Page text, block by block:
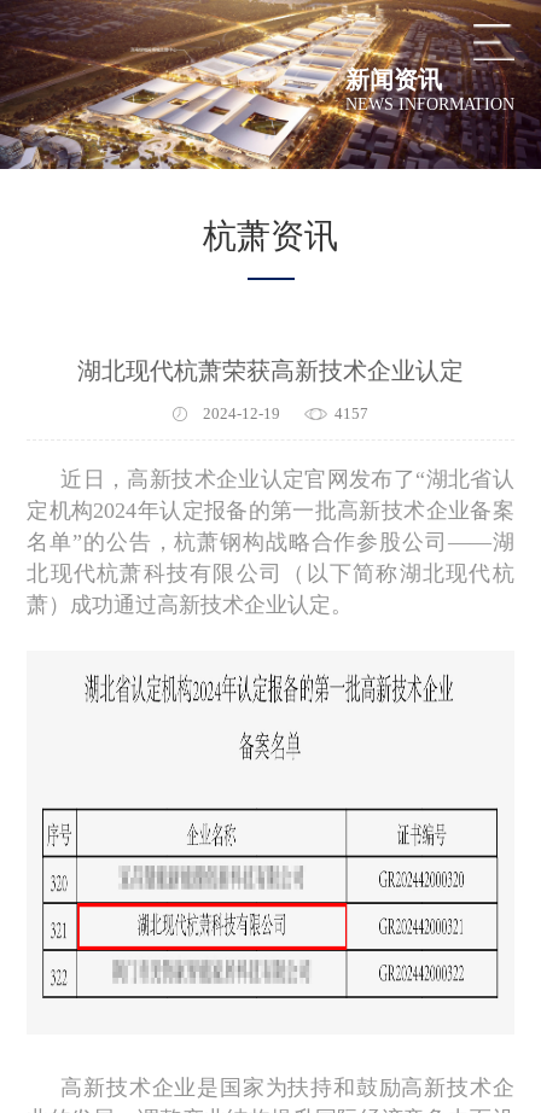
新闻资讯
NEWS INFORMATION
杭萧资讯
湖北现代杭萧荣获高新技术企业认定
2024-12-19 4157
近日，高新技术企业认定官网发布了“湖北省认
定机构2024年认定报备的第一批高新技术企业备案
名单”的公告，杭萧钢构战略合作参股公司——湖
北现代杭萧科技有限公司（以下简称湖北现代杭
萧）成功通过高新技术企业认定。
高新技术企业是国家为扶持和鼓励高新技术企